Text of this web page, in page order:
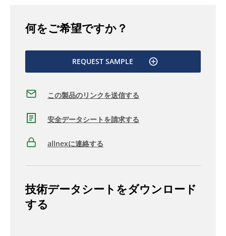
何をご希望ですか？
REQUEST SAMPLE
この製品のリンクを送信する
安全データシートを請求する
allnexに連絡する
技術データシートをダウンロード
する